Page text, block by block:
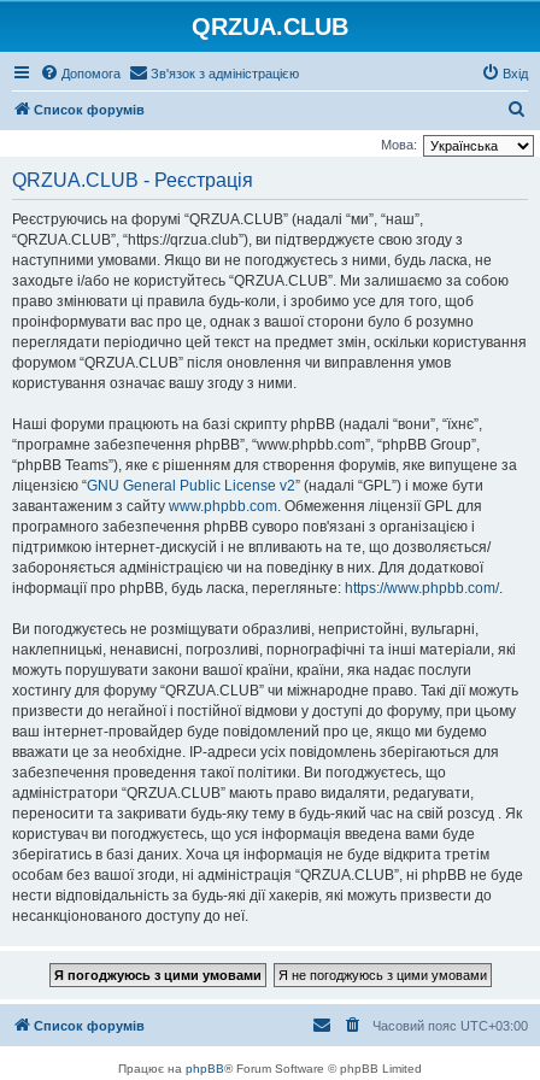
QRZUA.CLUB
Допомога Зв'язок з адміністрацією Вхід
Список форумів
о
Мова:
QRZUA.CLUB - Реєстрація
Реєструючись на форумі “QRZUA.CLUB” (надалі “ми”, “наш”,
“QRZUA.CLUB”, “https://qrzua.club”), ви підтверджуєте свою згоду з
наступними умовами. Якщо ви не погоджуєтесь з ними, будь ласка, не
заходьте і/або не користуйтесь “QRZUA.CLUB”. Ми залишаємо за собою
право змінювати ці правила будь-коли, і зробимо усе для того, щоб
проінформувати вас про це, однак з вашої сторони було б розумно
переглядати періодично цей текст на предмет змін, оскільки користування
форумом “QRZUA.CLUB” після оновлення чи виправлення умов
користування означає вашу згоду з ними.
Наші форуми працюють на базі скрипту phpBB (надалі “вони”, “їхнє”,
“програмне забезпечення phpBB”, “www.phpbb.com”, “phpBB Group”,
“phpBB Teams”), яке є рішенням для створення форумів, яке випущене за
ліцензією “GNU General Public License v2” (надалі “GPL”) і може бути
завантаженим з сайту www.phpbb.com. Обмеження ліцензії GPL для
програмного забезпечення phpBB суворо пов'язані з організацією і
підтримкою інтернет-дискусій і не впливають на те, що дозволяється/
забороняється адміністрацією чи на поведінку в них. Для додаткової
інформації про phpBB, будь ласка, перегляньте: https://www.phpbb.com/.
Ви погоджуєтесь не розміщувати образливі, непристойні, вульгарні,
наклепницькі, ненависні, погрозливі, порнографічні та інші матеріали, які
можуть порушувати закони вашої країни, країни, яка надає послуги
хостингу для форуму “QRZUA.CLUB” чи міжнародне право. Такі дії можуть
призвести до негайної і постійної відмови у доступі до форуму, при цьому
ваш інтернет-провайдер буде повідомлений про це, якщо ми будемо
вважати це за необхідне. IP-адреси усіх повідомлень зберігаються для
забезпечення проведення такої політики. Ви погоджуєтесь, що
адміністратори “QRZUA.CLUB” мають право видаляти, редагувати,
переносити та закривати будь-яку тему в будь-який час на свій розсуд . Як
користувач ви погоджуєтесь, що уся інформація введена вами буде
зберігатись в базі даних. Хоча ця інформація не буде відкрита третім
особам без вашої згоди, ні адміністрація “QRZUA.CLUB”, ні phpBB не буде
нести відповідальність за будь-які дії хакерів, які можуть призвести до
несанкціонованого доступу до неї.
Список форумів Часовий пояс UTC+03:00
Працює на phpBB® Forum Software © phpBB Limited